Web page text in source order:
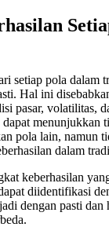
setiap pola dalam
Hal ini
pasar, volatilitas,
menunjukkan
pola lain, namun
dalam
keberhasilan
diidentifikasi
dengan pasti